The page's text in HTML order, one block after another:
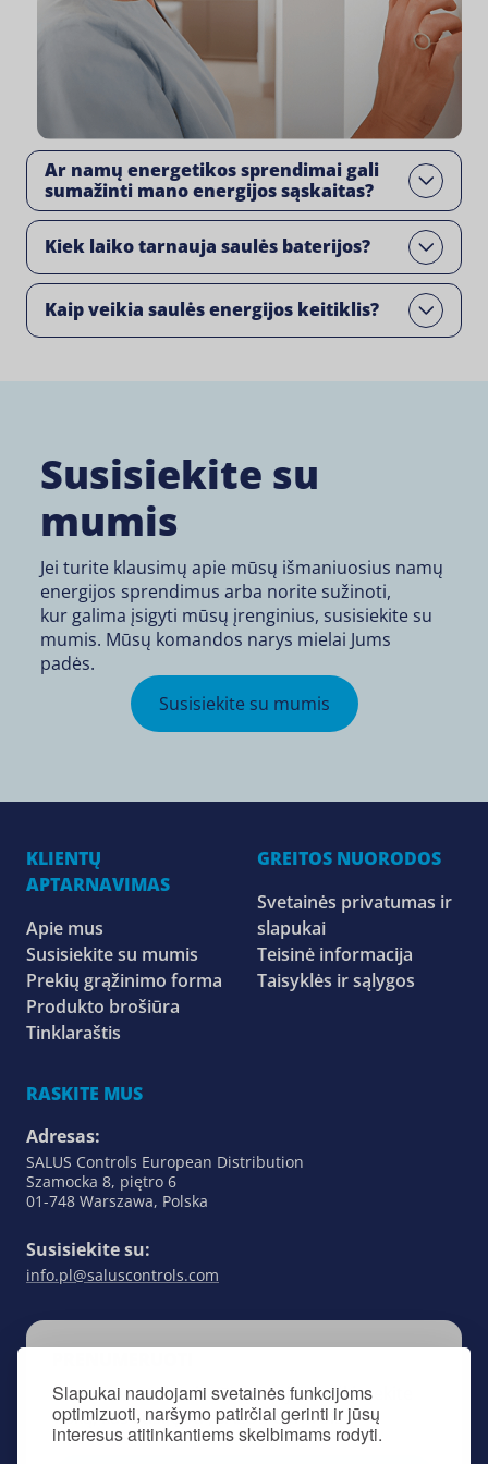
Slapukai naudojami svetainės funkcijoms
optimizuoti, naršymo patirčiai gerinti ir jūsų
interesus atitinkantiems skelbimams rodyti.
Ar namų energetikos sprendimai gali
sumažinti mano energijos sąskaitas?Open
Kiek laiko tarnauja saulės baterijos?Open
Kaip veikia saulės energijos keitiklis?Open
Susisiekite su
mumis
Jei turite klausimų apie mūsų išmaniuosius namų
energijos sprendimus arba norite sužinoti,
kur galima įsigyti mūsų įrenginius, susisiekite su
mumis. Mūsų komandos narys mielai Jums
padės.
Susisiekite su mumis
KLIENTŲ
APTARNAVIMAS
Apie mus
Susisiekite su mumis
Prekių grąžinimo forma
Produkto brošiūra
Tinklaraštis
GREITOS NUORODOS
Svetainės privatumas ir
slapukai
Teisinė informacija
Taisyklės ir sąlygos
RASKITE MUS
Adresas:
SALUS Controls European Distribution
Szamocka 8, piętro 6
01-748 Warszawa, Polska
Susisiekite su:
info.pl@saluscontrols.com
Prenumeruodami mūsų naujienlaiškį, sekite
viską, kas susiję su „SALUS Controls”.